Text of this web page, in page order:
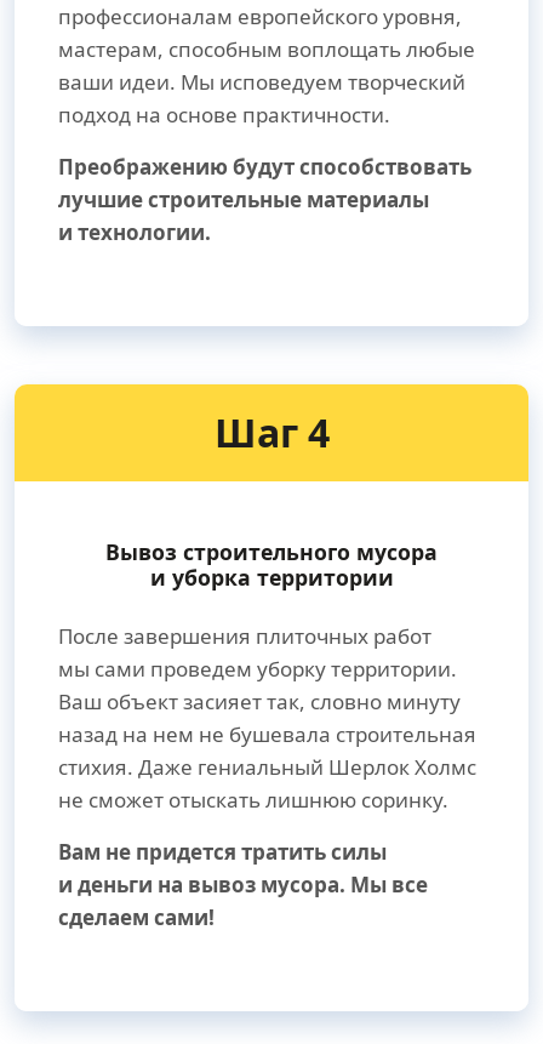
профессионалам европейского уровня,
мастерам, способным воплощать любые
ваши идеи. Мы исповедуем творческий
подход на основе практичности.
Преображению будут способствовать
лучшие строительные материалы
и технологии.
Шаг 4
Вывоз строительного мусора
и уборка территории
После завершения плиточных работ
мы сами проведем уборку территории.
Ваш объект засияет так, словно минуту
назад на нем не бушевала строительная
стихия. Даже гениальный Шерлок Холмс
не сможет отыскать лишнюю соринку.
Вам не придется тратить силы
и деньги на вывоз мусора. Мы все
сделаем сами!